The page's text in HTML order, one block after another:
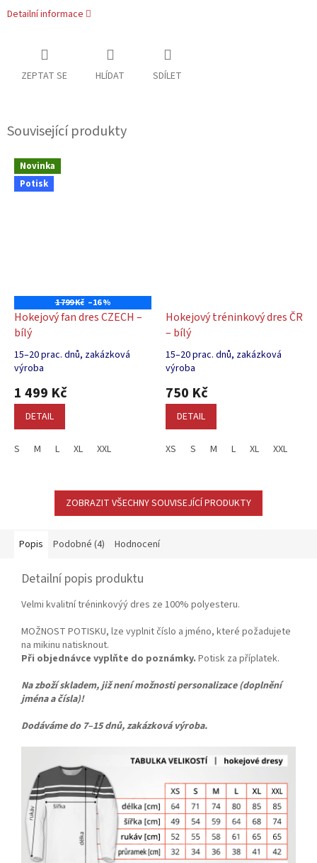
Detailní informace
ZEPTAT SE HLÍDAT SDÍLET
Související produkty
Novinka
Potisk
1 799 Kč –16 %
Hokejový fan dres CZECH –
bílý
Průměrné
hodnocení
produktu
je
5,0
z
5
15–20 prac. dnů, zakázková
výroba
1 499 Kč
DETAIL
S M L XL XXL
Hokejový tréninkový dres ČR
– bílý
Průměrné
hodnocení
produktu
je
5,0
z
5
15–20 prac. dnů, zakázková
výroba
750 Kč
DETAIL
XS S M L XL XXL
ZOBRAZIT VŠECHNY SOUVISEJÍCÍ PRODUKTY
Popis Podobné (4) Hodnocení
Detailní popis produktu
Velmi kvalitní tréninkovýý dres ze 100% polyesteru.
MOŽNOST POTISKU, lze vyplnit číslo a jméno, které požadujete
na mikinu natisknout.
Při objednávce vyplňte do poznámky. Potisk za příplatek.
Na zboží skladem, již není možnosti personalizace (doplnění
jména a čísla)!
Dodáváme do 7–15 dnů, zakázková výroba.